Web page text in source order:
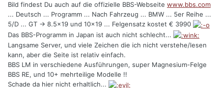
Bild findest Du auch auf die offizielle BBS-Webseite www.bbs.com
... Deutsch ... Programm ... Nach Fahrzeug ... BMW ... 5er Reihe ...
5/D ... GT -> 8.5x19 und 10x19 ... Felgensatz kostet € 3990
Das BBS-Programm in Japan ist auch nicht schlecht...
Langsame Server, und viele Zeichen die ich nicht verstehe/lesen
kann, aber die Seite ist relativ einfach.
BBS LM in verschiedene Ausführungen, super Magnesium-Felge
BBS RE, und 10+ mehrteilige Modelle !!
Schade da hier nicht erhaltlich...